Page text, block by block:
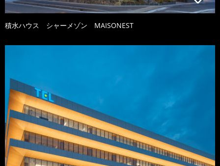
積水ハウス シャーメゾン MAISONEST